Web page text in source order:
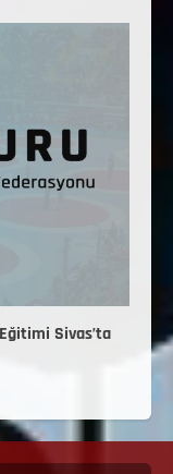
Sivas’ta